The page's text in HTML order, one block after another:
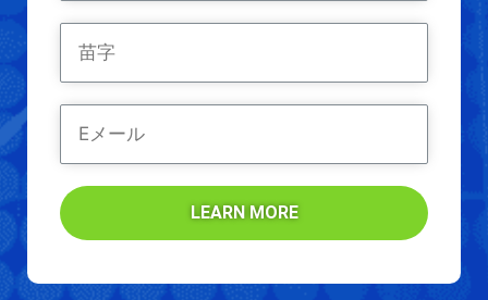
LEARN MORE